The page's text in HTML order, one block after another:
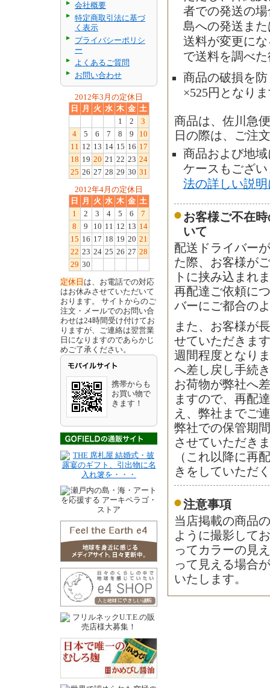
会社概要
特定商取引法に基づ
く表示
プライバシーポリシ
ー
よくあるご質問
お問い合わせ
2012年3月の定休日
日
月 火 水 木 金 土
1
2
3
4
5 6 7 8 9
10
11 12 13 14 15 16 17
18 19 20 21 22 23 24
25 26 27 28 29 30 31
2012年4月の定休日
日
月 火 水 木 金 土
1
2 3 4 5 6
7
8
9 10 11 12 13 14
15 16 17 18 19 20 21
22 23 24 25 26 27 28
29 30
定休日 は、お電話での対応
はお休みさせていただいて
おります。 サイトからのご
注文・メールでのお問い合
わせは24時間受け付けてお
りますが、ご連絡は翌営業
日になりますのであらかじ
めご了承ください。
携帯からも
お買い物で
きます！
者での発送の
島への発送ま
送料が変更に
で送料を調べ
商品の破損を
×525円となり
商品は、佐川急
日の際は、ご注
商品および地
ケースもござ
法の詳しい説
お客様ご不在
いて
配送ドライバー
た際、お客様が
トに挟み込まれ
再配達ご依頼に
バーにご都合の
また、お客様が
せていただきま
週間程度となり
へ差し戻し手続
お荷物が弊社へ
ますので、再配
え、弊社までご
弊社での保管期
させていただき
（これ以降に再
きをしていただ
注意事項
当店掲載の商品
ように撮影して
ってカラーの見
って見える場合
いたします。